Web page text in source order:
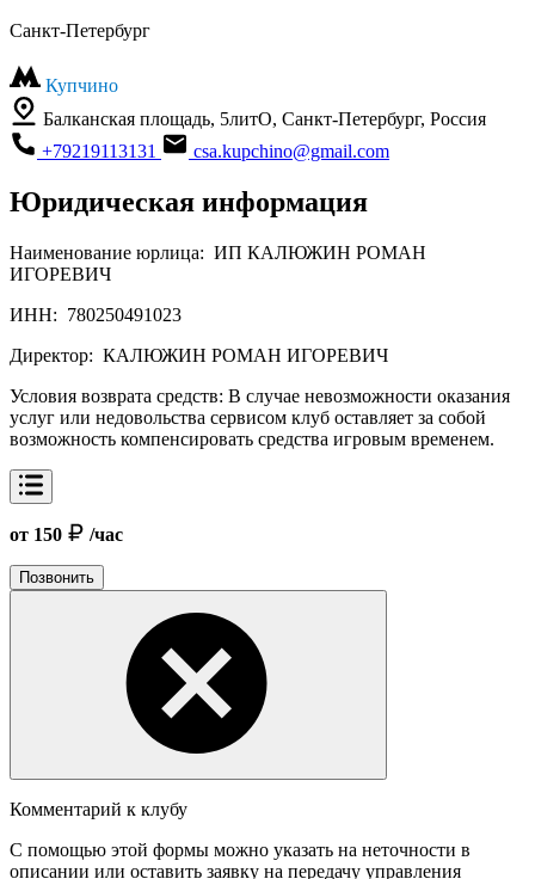
Санкт-Петербург
Купчино
Балканская площадь, 5литО, Санкт-Петербург, Россия
+79219113131
csa.kupchino@gmail.com
Юридическая информация
Наименование юрлица: ИП КАЛЮЖИН РОМАН
ИГОРЕВИЧ
ИНН: 780250491023
Директор: КАЛЮЖИН РОМАН ИГОРЕВИЧ
Условия возврата средств: В случае невозможности оказания
услуг или недовольства сервисом клуб оставляет за собой
возможность компенсировать средства игровым временем.
от 150 /час
Позвонить
Комментарий к клубу
С помощью этой формы можно указать на неточности в
описании или оставить заявку на передачу управления